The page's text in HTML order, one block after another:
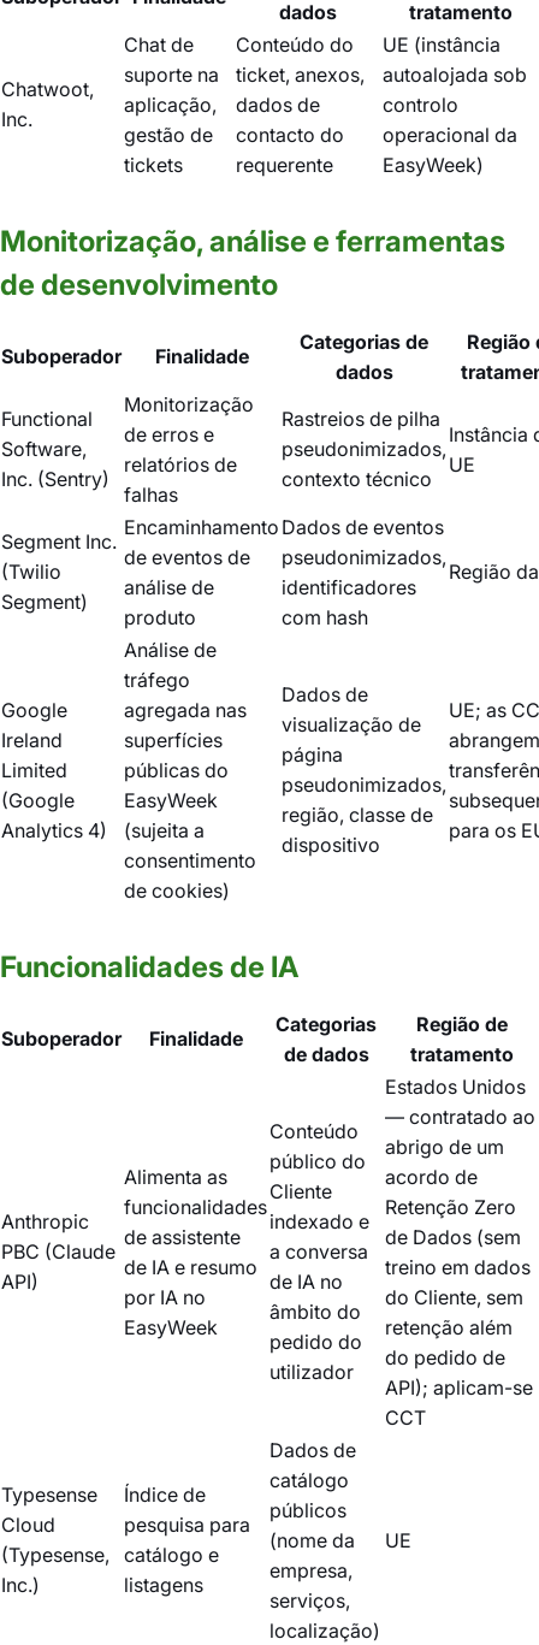
dados tratamento
Chatwoot,
Inc.
Chat de
suporte na
aplicação,
gestão de
tickets
Conteúdo do
ticket, anexos,
dados de
contacto do
requerente
UE (instância
autoalojada sob
controlo
operacional da
EasyWeek)
Monitorização, análise e ferramentas
de desenvolvimento
Suboperador Finalidade
Categorias de
dados
Região
Functional
Software,
Inc. (Sentry)
Monitorização
de erros e
relatórios de
falhas
Rastreios de pilha
pseudonimizados,
contexto técnico
Instância
UE
Segment Inc.
(Twilio
Segment)
Encaminhamento
de eventos de
análise de
produto
Dados de eventos
pseudonimizados,
identificadores
com hash
Região
Google
Ireland
Limited
(Google
Analytics 4)
Análise de
tráfego
agregada nas
superfícies
públicas do
EasyWeek
(sujeita a
consentimento
de cookies)
Dados de
visualização de
página
pseudonimizados,
região, classe de
dispositivo
UE; as
para os
Funcionalidades de IA
Suboperador Finalidade
Categorias
de dados
Região de
tratamento
Anthropic
PBC (Claude
API)
Alimenta as
funcionalidades
de assistente
de IA e resumo
por IA no
EasyWeek
Conteúdo
público do
Cliente
indexado e
a conversa
de IA no
âmbito do
pedido do
utilizador
Estados Unidos
— contratado ao
abrigo de um
acordo de
Retenção Zero
de Dados (sem
treino em dados
do Cliente, sem
retenção além
do pedido de
API); aplicam-se
CCT
Typesense
Cloud
(Typesense,
Inc.)
Índice de
pesquisa para
catálogo e
listagens
Dados de
catálogo
públicos
(nome da
empresa,
serviços,
localização)
UE